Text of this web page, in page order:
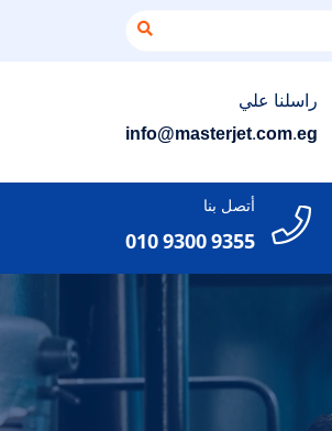
راسلنا علي
info@masterjet.com.eg
أتصل بنا
010 9300 9355